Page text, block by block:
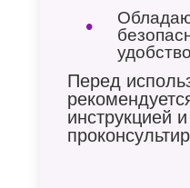
Перед
инструкцией и